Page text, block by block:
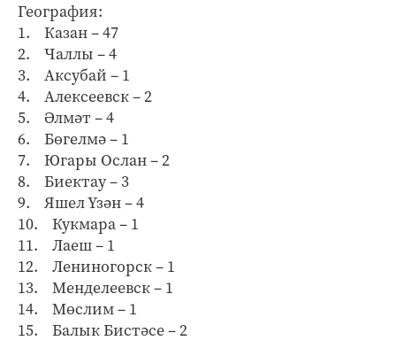
География:
1. Казан – 47
2. Чаллы – 4
3. Аксубай – 1
4. Алексеевск – 2
5. Әлмәт – 4
6. Бөгелмә – 1
7. Югары Ослан – 2
8. Биектау – 3
9. Яшел Үзән – 4
10. Кукмара – 1
11. Лаеш – 1
12. Лениногорск – 1
13. Менделеевск – 1
14. Мөслим – 1
15. Балык Бистәсе – 2